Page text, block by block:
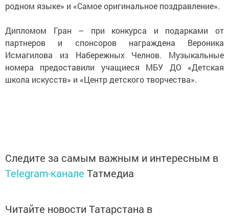
родном языке» и «Самое оригинальное поздравление».
Дипломом Гран – при конкурса и подарками от
партнеров и спонсоров награждена Вероника
Исмагилова из Набережных Челнов. Музыкальные
номера предоставили учащиеся МБУ ДО «Детская
школа искусств» и «Центр детского творчества».
Следите за самым важным и интересным в
Telegram-канале Татмедиа
Читайте новости Татарстана в